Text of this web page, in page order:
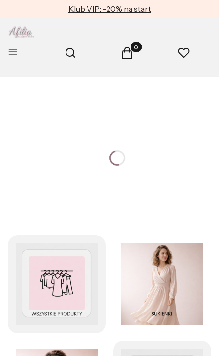
Klub VIP: -20% na start
Menu Otwórz wyszukiwarkę
Szukaj Produkty w koszyku: 0.
Koszyk Ulubione